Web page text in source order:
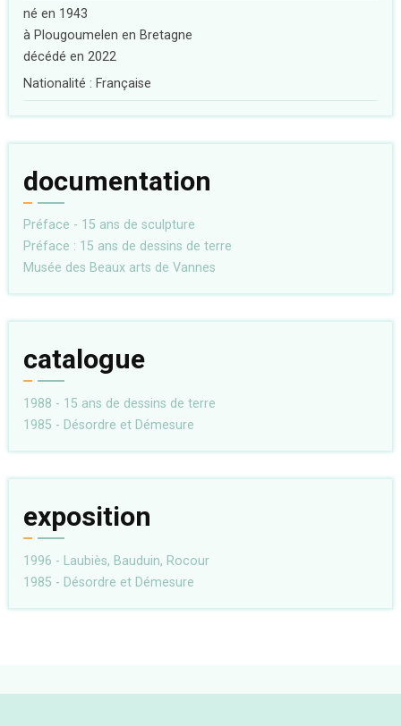
né en 1943
à Plougoumelen en Bretagne
décédé en 2022
Nationalité : Française
documentation
Préface - 15 ans de sculpture
Préface : 15 ans de dessins de terre
Musée des Beaux arts de Vannes
catalogue
1988 - 15 ans de dessins de terre
1985 - Désordre et Démesure
exposition
1996 - Laubiès, Bauduin, Rocour
1985 - Désordre et Démesure